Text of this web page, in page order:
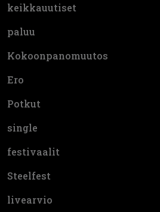
keikkauutiset
paluu
Kokoonpanomuutos
Ero
Potkut
single
festivaalit
Steelfest
livearvio